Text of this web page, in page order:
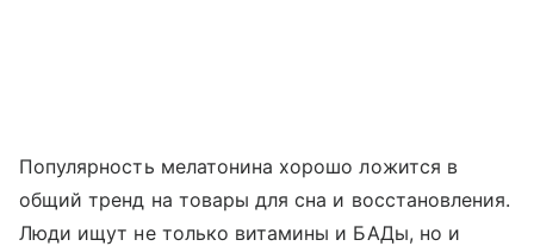
Популярность мелатонина хорошо ложится в
общий тренд на товары для сна и восстановления.
Люди ищут не только витамины и БАДы, но и